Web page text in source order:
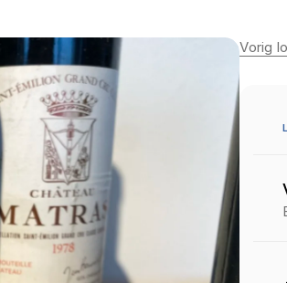
Vorig